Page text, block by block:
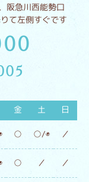
阪急川西能勢口
て左側すぐです
金 土 日
○ ○/◉ ／
○ ／ ／